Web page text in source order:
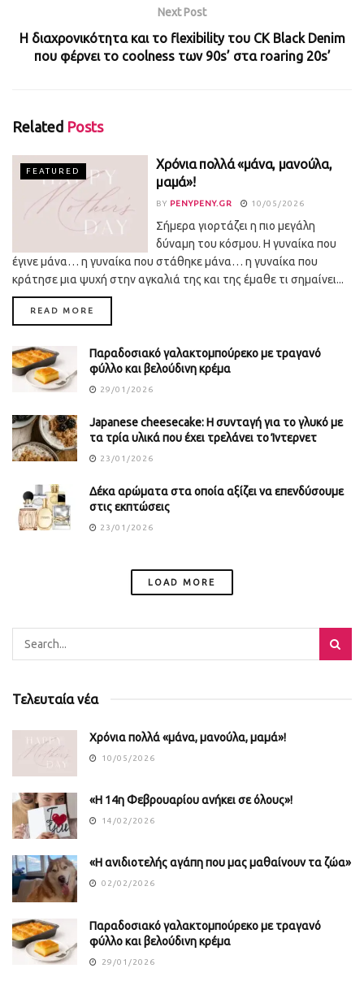
Next Post
Η διαχρονικότητα και το flexibility του CK Black Denim
που φέρνει το coolness των 90s’ στα roaring 20s’
Related Posts
FEATURED
Χρόνια πολλά «μάνα, μανούλα,
μαμά»!
BY PENYPENY.GR 10/05/2026
Σήμερα γιορτάζει η πιο μεγάλη
δύναμη του κόσμου. Η γυναίκα που
έγινε μάνα… η γυναίκα που στάθηκε μάνα… η γυναίκα που
κράτησε μια ψυχή στην αγκαλιά της και της έμαθε τι σημαίνει...
READ MORE
Παραδοσιακό γαλακτομπούρεκο με τραγανό
φύλλο και βελούδινη κρέμα
29/01/2026
Japanese cheesecake: Η συνταγή για το γλυκό με
τα τρία υλικά που έχει τρελάνει το Ίντερνετ
23/01/2026
Δέκα αρώματα στα οποία αξίζει να επενδύσουμε
στις εκπτώσεις
23/01/2026
LOAD MORE
Τελευταία νέα
Χρόνια πολλά «μάνα, μανούλα, μαμά»!
10/05/2026
«Η 14η Φεβρουαρίου ανήκει σε όλους»!
14/02/2026
«Η ανιδιοτελής αγάπη που μας μαθαίνουν τα ζώα»
02/02/2026
Παραδοσιακό γαλακτομπούρεκο με τραγανό
φύλλο και βελούδινη κρέμα
29/01/2026